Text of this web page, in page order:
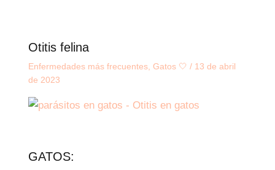
Otitis felina
Enfermedades más frecuentes, Gatos 🤍 / 13 de abril
de 2023
GATOS: